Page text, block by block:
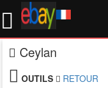
Ceylan
OUTILS RETOUR